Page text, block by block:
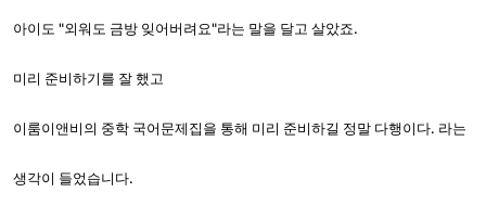
아이도 "외워도 금방 잊어버려요"라는 말을 달고 살았죠.
미리 준비하기를 잘 했고
이룸이앤비의 중학 국어문제집을 통해 미리 준비하길 정말 다행이다. 라는
생각이 들었습니다.